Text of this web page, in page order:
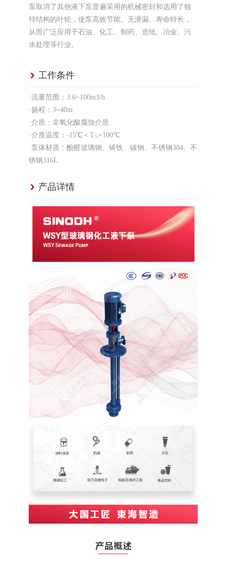
泵取消了其他液下泵普遍采用的机械密封和选用了独
特结构的叶轮，使泵高效节能、无泄漏、寿命特长，
从而广泛应用于石油、化工、制药、造纸、冶金、污
水处理等行业。
工作条件
·流量范围：3.6~100m3/h
·扬程：3~40m
·介质：非氧化酸腐蚀介质
·介质温度：-15℃＜T≤+100℃
·泵体材质：酚醛玻璃钢、铸铁、碳钢、不锈钢304、不
锈钢316L
产品详情